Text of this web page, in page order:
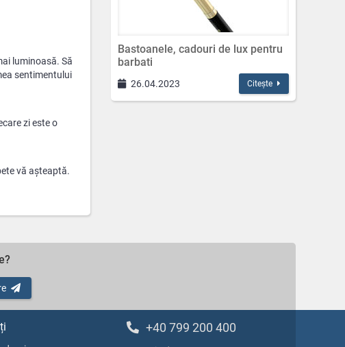
luminoasă. Să
sentimentului
zi este o
vă așteaptă.
Bastoanele, cadouri de lux pentru
barbati
26.04.2023 Citește
+40 799 200 400